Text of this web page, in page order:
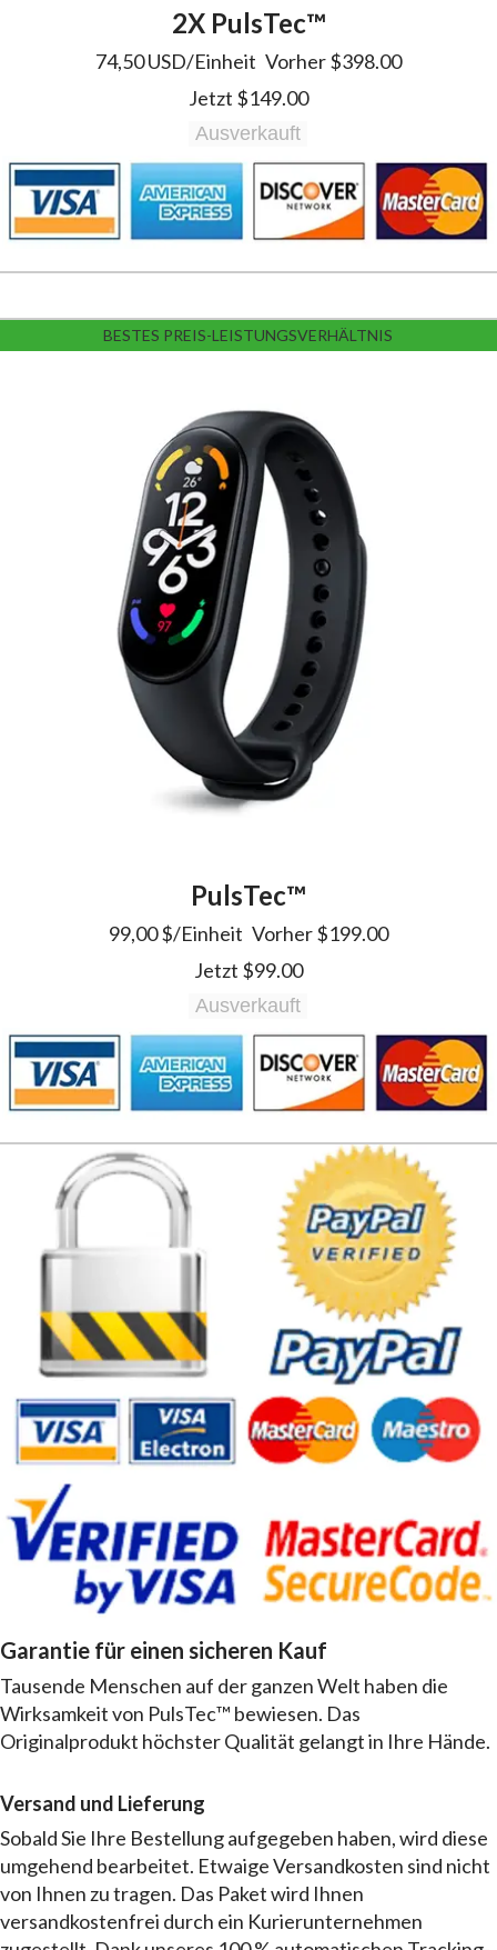
2X PulsTec™️
74,50 USD/Einheit Vorher$398.00
Jetzt $149.00
Ausverkauft
BESTES PREIS-LEISTUNGSVERHÄLTNIS
PulsTec™️
99,00 $/Einheit Vorher$199.00
Jetzt $99.00
Ausverkauft
Garantie für einen sicheren Kauf
Tausende Menschen auf der ganzen Welt haben die
Wirksamkeit von PulsTec™ bewiesen. Das
Originalprodukt höchster Qualität gelangt in Ihre Hände.
Versand und Lieferung
Sobald Sie Ihre Bestellung aufgegeben haben, wird diese
umgehend bearbeitet. Etwaige Versandkosten sind nicht
von Ihnen zu tragen. Das Paket wird Ihnen
versandkostenfrei durch ein Kurierunternehmen